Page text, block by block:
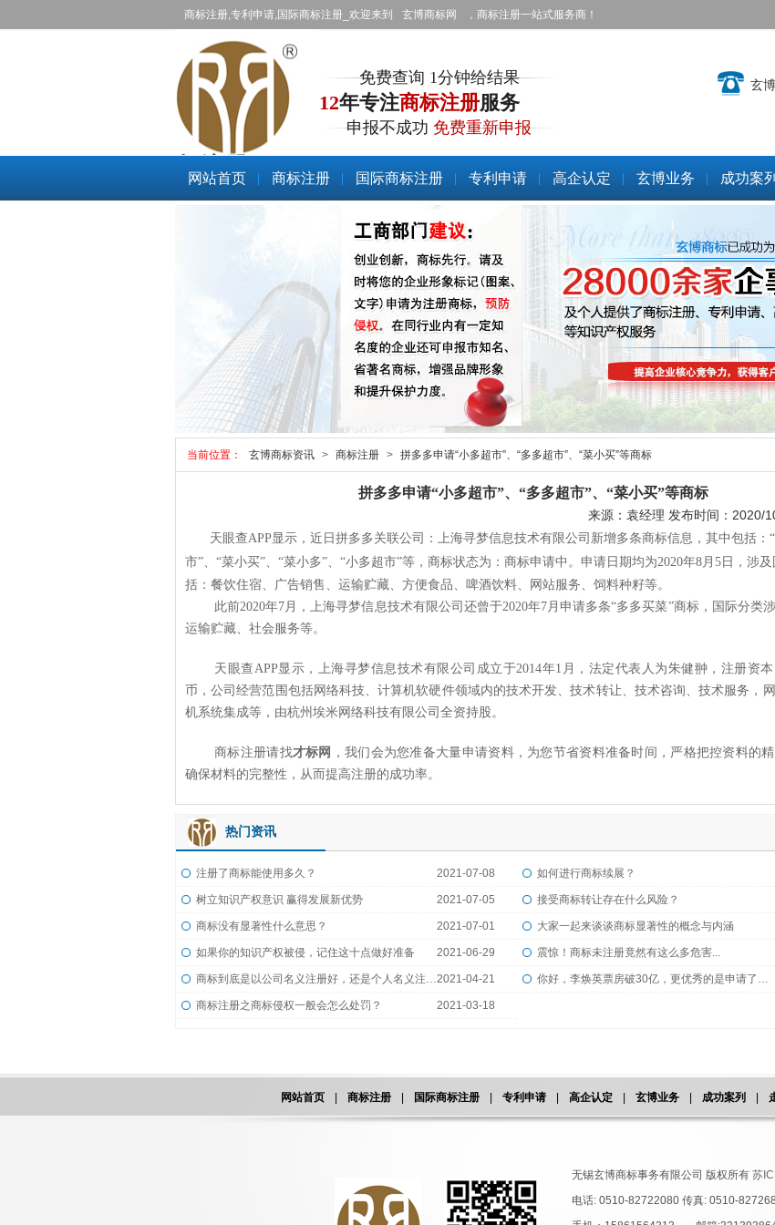
商标注册,专利申请,国际商标注册_欢迎来到 玄博商标网 ，商标注册一站式服务商！
商标注册
免费查询 1分钟给结果
12年专注商标注册服务
申报不成功 免费重新申报
玄
网站首页 商标注册 国际商标注册 专利申请 高企认定 玄博业务 成功案列
当前位置： 玄博商标资讯 > 商标注册 > 拼多多申请“小多超市”、“多多超市”、“菜小买”等商标
拼多多申请“小多超市”、“多多超市”、“菜小买”等商标
来源：袁经理 发布时间：2020/
天眼查APP显示，近日拼多多关联公司：上海寻梦信息技术有限公司新增多条商标信息，其中包括： “
市”、 “菜小买”、 “菜小多”、 “小多超市”等，商标状态为：商标申请中。申请日期均为2020年8月 5 日，涉
括：餐饮住宿、广告销售、运输贮藏、方便食品、啤酒饮料、网站服务、饲料种籽等。
此前2020年7月，上海寻梦信息技术有限公司还曾于2020年7月申请多条“多多买菜”商标，国际分类
运输贮藏、社会服务等。
天眼查APP显示，上海寻梦信息技术有限公司成立于2014年1 月，法定代表人为朱健翀，注册资
币，公司经营范围包括网络科技、计算机软硬件领域内的技术开发、技术转让、技术咨询、技术服务，
机系统集成等，由杭州埃米网络科技有限公司全资持股。
商标注册请找才标网 ，我们会为您准备大量申请资料，为您节省资料准备时间，严格把控资料的精
确保材料的完整性，从而提高注册的成功率。
热门资讯
注册了商标能使用多久？ 2021-07-08 如何进行商标续展？
树立知识产权意识 赢得发展新优势 2021-07-05 接受商标转让存在什么风险？
商标没有显著性什么意思？ 2021-07-01 大家一起来谈谈商标显著性的概念与内涵
如果你的知识产权被侵，记住这十点做好准备 2021-06-29 震惊！商标未注册竟然有这么多危害...
商标到底是以公司名义注册好，还是个人名义注册好？2021-04-21 你好，李焕英票房破30亿，更优秀的是申请了全类商标
商标注册之商标侵权一般会怎么处罚？ 2021-03-18
网站首页 商标注册 国际商标注册 专利申请 高企认定 玄博业务 成功案列
无锡玄博商标事务有限公司 版权所有 苏
电话: 0510-82722080 传真: 0510-